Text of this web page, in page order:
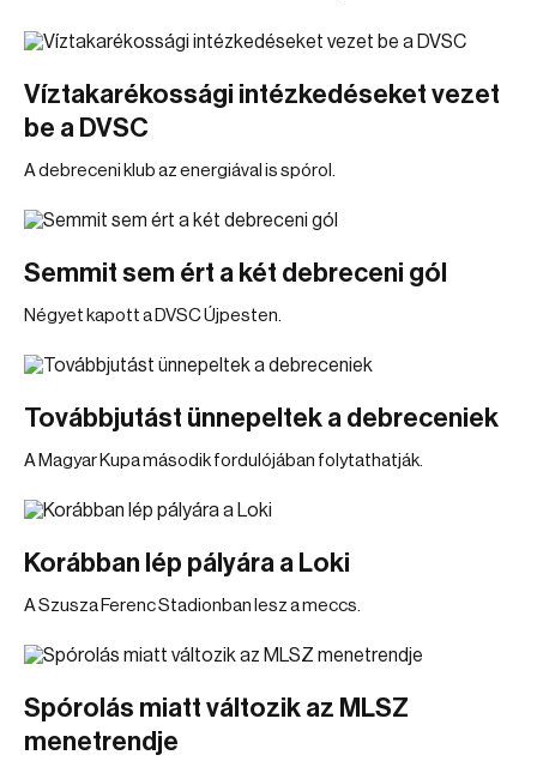
Víztakarékossági intézkedéseket vezet
be a DVSC
A debreceni klub az energiával is spórol.
Semmit sem ért a két debreceni gól
Négyet kapott a DVSC Újpesten.
Továbbjutást ünnepeltek a debreceniek
A Magyar Kupa második fordulójában folytathatják.
Korábban lép pályára a Loki
A Szusza Ferenc Stadionban lesz a meccs.
Spórolás miatt változik az MLSZ
menetrendje